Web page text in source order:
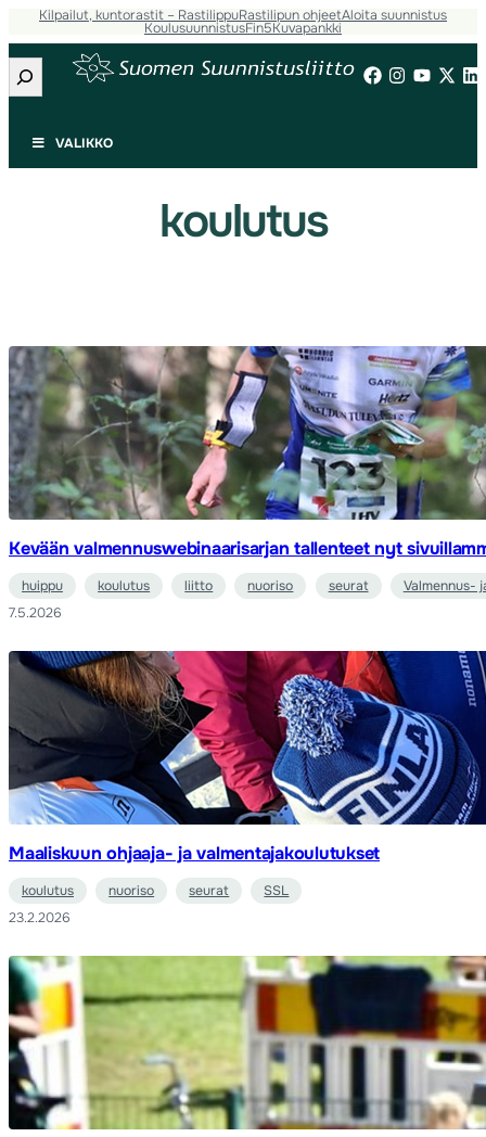
Siirry
sisältöön
Kilpailut, kuntorastit – RastilippuRastilipun ohjeetAloita suunnistus
KoulusuunnistusFin5Kuvapankki
Etsi
VALIKKO
koulutus
Kevään valmennuswebinaarisarjan tallenteet nyt
huippu koulutus liitto nuoriso seurat
Valmennus-
7.5.2026
Maaliskuun ohjaaja- ja valmentajakoulutukset
koulutus nuoriso seurat
SSL
23.2.2026